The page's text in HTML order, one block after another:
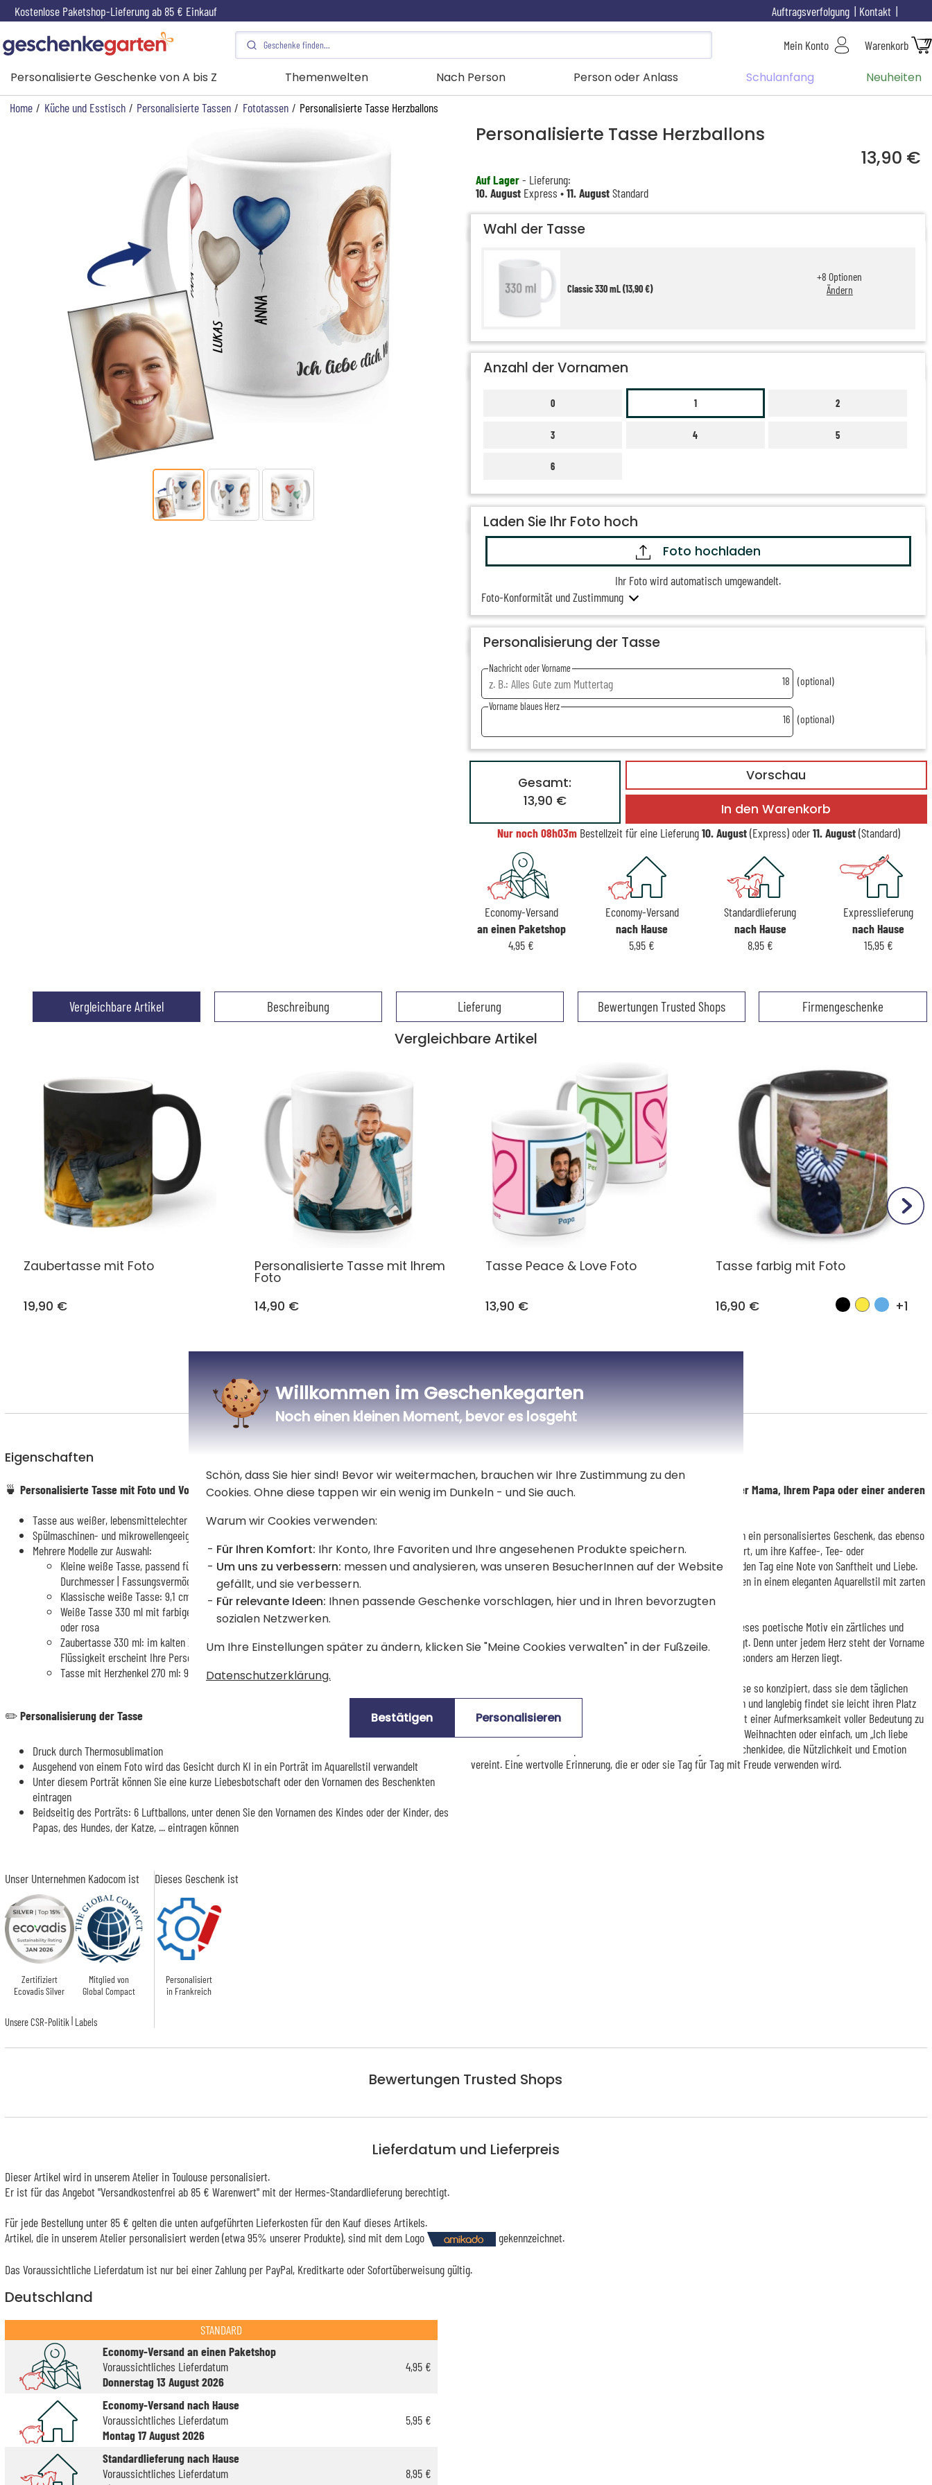
Kostenlose Paketshop-Lieferung ab 85 € Einkauf Kontakt
Auftragsverfolgung
Mein Konto Warenkorb
Personalisierte Geschenke von A bis Z Themenwelten Nach Person Person oder Anlass Schulanfang Neuheiten
Home / Küche und Esstisch / Personalisierte Tassen / Fototassen / Personalisierte Tasse Herzballons
Personalisierte Tasse Herzballons
13,90 €
Auf Lager- Lieferung:
10. AugustExpress •11. AugustStandard
Wahl der Tasse
Classic 330 mL (13,90 €)
+8 Optionen
Ändern
Anzahl der Vornamen
0 1 2
3 4 5
6
Laden Sie Ihr Foto hoch
Foto hochladen
Ihr Foto wird automatisch umgewandelt.
Foto-Konformität und Zustimmung
Personalisierung der Tasse
Nachricht oder Vorname
18 (optional)
Vorname blaues Herz
16 (optional)
Vorschau
Gesamt:
13,90 €
In den Warenkorb
Nur noch08h03mBestellzeit für eine Lieferung10. August(Express) oder11. August(Standard)
Economy-Versand
an einen Paketshop
4,95 €
Economy-Versand
nach Hause
5,95 €
Standardlieferung
nach Hause
8,95 €
Expresslieferung
nach Hause
15,95 €
Vergleichbare Artikel Beschreibung Lieferung Bewertungen Trusted Shops Firmengeschenke
Vergleichbare Artikel
Zaubertasse mit Foto
19,90 €
Personalisierte Tasse mit Ihrem
Foto
14,90 €
Tasse Peace & Love Foto
13,90 €
Tasse farbig mit Foto
16,90 € +1
Alle Fototassen
Eigenschaften
🍵 Personalisierte Tasse mit Foto und Vornamen
Tasse aus weißer, lebensmittelechter Keramik
Spülmaschinen- und mikrowellengeeignet (mit Ausnahme des Modells Zaubertasse)
Mehrere Modelle zur Auswahl:
Kleine weiße Tasse, passend für Kaffeemaschinen vom Typ Nespresso: 8,2 cm Höhe | 7,5 cm
Durchmesser | Fassungsvermögen 210 ml
Klassische weiße Tasse: 9,1 cm Höhe | 8 cm Durchmesser | Fassungsvermögen: 330 ml
Weiße Tasse 330 ml mit farbigem Innenraum und Henkel: schwarz, bordeaux, gelb, himmelblau
oder rosa
Zaubertasse 330 ml: im kalten Zustand ist sie vollständig schwarz, und mit der Wärme der
Flüssigkeit erscheint Ihre Personalisierung
Tasse mit Herzhenkel 270 ml: 9 cm Höhe | 8 cm Durchmesser
✏️Personalisierung der Tasse
Druck durch Thermosublimation
Ausgehend von einem Foto wird das Gesicht durch KI in ein Porträt im Aquarellstil verwandelt
Unter diesem Porträt können Sie eine kurze Liebesbotschaft oder den Vornamen des Beschenkten
eintragen
Beidseitig des Porträts: 6 Luftballons, unter denen Sie den Vornamen des Kindes oder der Kinder, des
Papas, des Hundes, der Katze, ... eintragen können
Unser Unternehmen Kadocom ist
Zertifiziert
Ecovadis Silver
Mitglied von
Global Compact
Unsere CSR-Politik | Labels
Dieses Geschenk ist
Personalisiert
in Frankreich
👩 Eine zarte und gefühlvolle personalisierte Tasse, um Ihrer Mama, Ihrem Papa oder einer anderen
Schenken Sie Ihrer Mutter, Ihrem Vater oder einer geliebten Person ein personalisiertes Geschenk, das ebenso
nützlich wie berührend ist, mit dieser Tasse „Herzenflug". Konzipiert, um ihre Kaffee-, Tee- oder
Aufgusspausen zu verschönern, bringt diese einzigartige Tasse jeden Tag eine Note von Sanftheit und Liebe.
Ausgehend von einem Foto wird das Porträt des geliebten Menschen in einem eleganten Aquarellstil mit zarten
und raffinierten Nuancen neu interpretiert.
Umgeben von einem Schwarm herzförmiger Luftballons schafft dieses poetische Motiv ein zärtliches und
künstlerisches Bild, das jedes Detail mit Feinheit zur Geltung bringt. Denn unter jedem Herz steht der Vorname
eines Menschen, der Ihrer Mama, Ihrem Papa, Ihrer Freundin, ... besonders am Herzen liegt.
Aus hochwertiger Keramik gefertigt, ist diese personalisierte Tasse so konzipiert, dass sie dem täglichen
Gebrauch standhält und gleichzeitig ihren Glanz bewahrt. Praktisch und langlebig findet sie leicht ihren Platz
zu Hause wie auch im Büro, um jeden Moment der Entspannung mit einer Aufmerksamkeit voller Bedeutung zu
begleiten. Ideal für den Muttertag, den Vatertag, einen Geburtstag, Weihnachten oder einfach, um „Ich liebe
dich" zu sagen, ist diese personalisierte Tasse eine originelle Geschenkidee, die Nützlichkeit und Emotion
vereint. Eine wertvolle Erinnerung, die er oder sie Tag für Tag mit Freude verwenden wird.
Bewertungen Trusted Shops
Lieferdatum und Lieferpreis
Dieser Artikel wird in unserem Atelier in Toulouse personalisiert.
Er ist für das Angebot "Versandkostenfrei ab 85 € Warenwert" mit der Hermes-Standardlieferung berechtigt.
Für jede Bestellung unter 85 € gelten die unten aufgeführten Lieferkosten für den Kauf dieses Artikels.
Artikel, die in unserem Atelier personalisiert werden (etwa 95% unserer Produkte), sind mit dem Logo
gekennzeichnet.
Das Voraussichtliche Lieferdatum ist nur bei einer Zahlung per PayPal, Kreditkarte oder Sofortüberweisung gültig.
Deutschland
STANDARD
Economy-Versand an einen Paketshop
Voraussichtliches Lieferdatum
Donnerstag 13 August 2026
4,95 €
Economy-Versand nach Hause
Voraussichtliches Lieferdatum
Montag 17 August 2026
5,95 €
Standardlieferung nach Hause
Voraussichtliches Lieferdatum
8,95 €
Willkommen im Geschenkegarten
Noch einen kleinen Moment, bevor es losgeht
Schön, dass Sie hier sind! Bevor wir weitermachen, brauchen wir Ihre Zustimmung zu den
Cookies. Ohne diese tappen wir ein wenig im Dunkeln - und Sie auch.
Warum wir Cookies verwenden:
Für Ihren Komfort: Ihr Konto, Ihre Favoriten und Ihre angesehenen Produkte speichern.
Um uns zu verbessern: messen und analysieren, was unseren BesucherInnen auf der Website
gefällt, und sie verbessern.
Für relevante Ideen: Ihnen passende Geschenke vorschlagen, hier und in Ihren bevorzugten
sozialen Netzwerken.
Um Ihre Einstellungen später zu ändern, klicken Sie "Meine Cookies verwalten" in der Fußzeile.
Datenschutzerklärung.
Bestätigen Personalisieren